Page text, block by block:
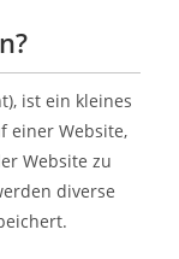
ist ein kleines
einer Website,
Website zu
diverse